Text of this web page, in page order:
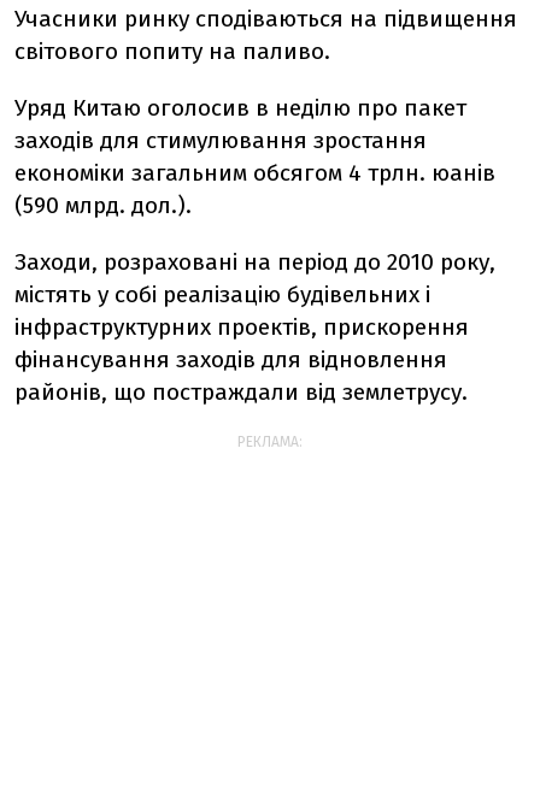
Учасники ринку сподіваються на підвищення
світового попиту на паливо.
Уряд Китаю оголосив в неділю про пакет
заходів для стимулювання зростання
економіки загальним обсягом 4 трлн. юанів
(590 млрд. дол.).
Заходи, розраховані на період до 2010 року,
містять у собі реалізацію будівельних і
інфраструктурних проектів, прискорення
фінансування заходів для відновлення
районів, що постраждали від землетрусу.
РЕКЛАМА: